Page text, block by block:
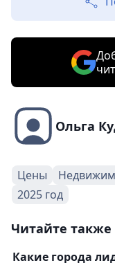
Ольга
Цены
2025 год
Читайте также
Какие города